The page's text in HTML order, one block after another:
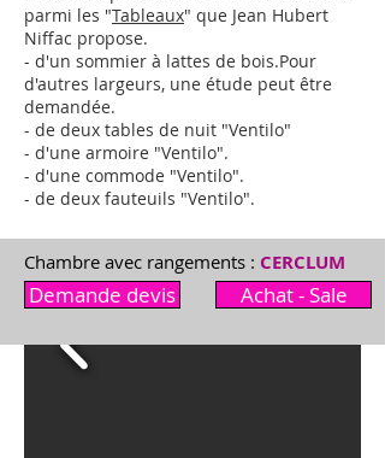
parmi les "Tableaux" que Jean Hubert
Niffac propose.
- d'un sommier à lattes de bois.Pour
d'autres largeurs, une étude peut être
demandée.
- de deux tables de nuit "Ventilo"
- d'une armoire "Ventilo".
- d'une commode "Ventilo".
- de deux fauteuils "Ventilo".
Chambre avec rangements : CERCLUM
Demande devis Achat - Sale